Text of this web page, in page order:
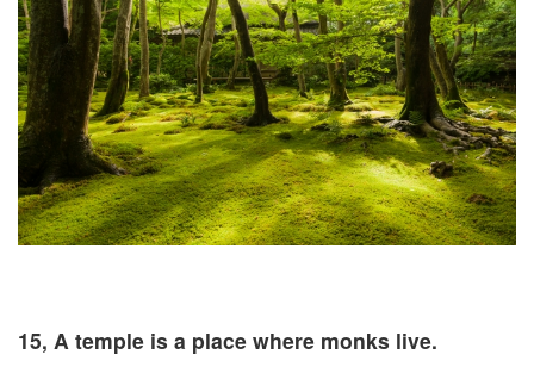
15, A temple is a place where monks live.